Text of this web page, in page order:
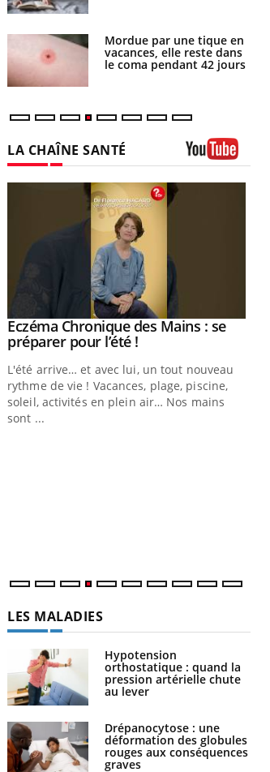
Mordue par une tique en
vacances, elle reste dans
le coma pendant 42 jours
LA CHAÎNE SANTÉ
Youtube
Eczéma Chronique des Mains : se
préparer pour l’été !Youtube
L'été arrive… et avec lui, un tout nouveau
rythme de vie ! Vacances, plage, piscine,
soleil, activités en plein air… Nos mains
sont ...
LES MALADIES
Hypotension
orthostatique : quand la
pression artérielle chute
au lever
Drépanocytose : une
déformation des globules
rouges aux conséquences
graves